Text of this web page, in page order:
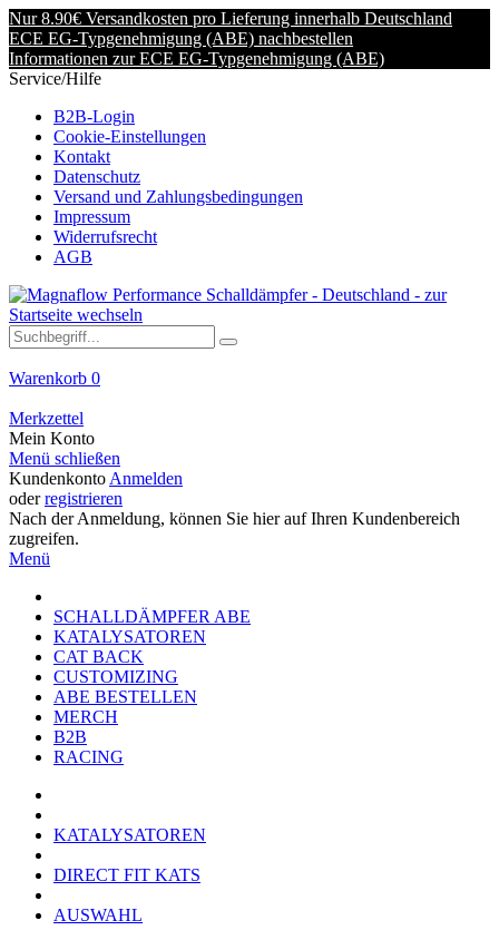
Nur 8.90€ Versandkosten pro Lieferung innerhalb Deutschland
ECE EG-Typgenehmigung (ABE) nachbestellen
Informationen zur ECE EG-Typgenehmigung (ABE)
Service/Hilfe
B2B-Login
Cookie-Einstellungen
Kontakt
Datenschutz
Versand und Zahlungsbedingungen
Impressum
Widerrufsrecht
AGB
Warenkorb 0
Merkzettel
Mein Konto
Menü schließen
Kundenkonto Anmelden
oderregistrieren
Nach der Anmeldung, können Sie hier auf Ihren Kundenbereich
zugreifen.
Menü
SCHALLDÄMPFER ABE
KATALYSATOREN
CAT BACK
CUSTOMIZING
ABE BESTELLEN
MERCH
B2B
RACING
KATALYSATOREN
DIRECT FIT KATS
AUSWAHL